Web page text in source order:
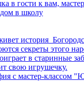
в гости к вам,
в школу
история
секреты этого
в старинные
свою игрушечку.
с мастер-классом